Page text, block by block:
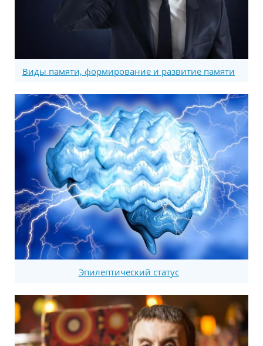
Виды памяти, формирование и развитие памяти
Эпилептический статус